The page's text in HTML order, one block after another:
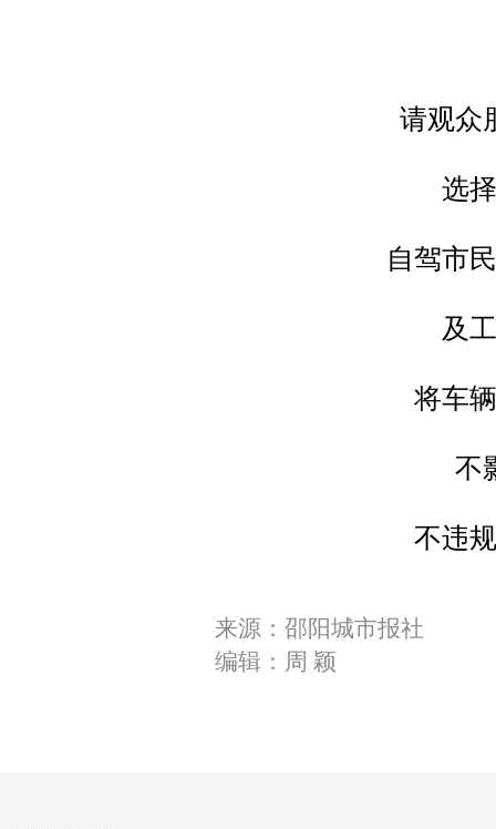
请观众
选
自驾市
及
将车
不
不违
来源：邵阳城市报社
编辑：周 颖